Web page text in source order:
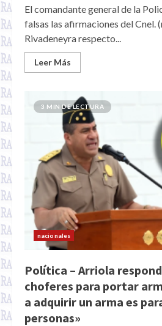
El comandante general de la
falsas las afirmaciones del Cnel.
Rivadeneyra respecto...
Leer Más
3 MIN DE LECTURA
nacionales
Política – Arriola
choferes para portar
a adquirir un arma es
personas»